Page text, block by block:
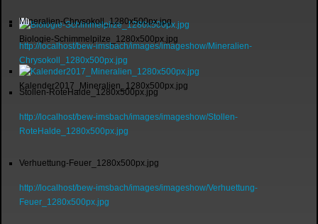
Biologie-Schimmelpilze_1280x500px.jpg
Kalender2017_Mineralien_1280x500px.jpg
Mineralien-Chrysokoll_1280x500px.jpg
http://localhost/bew-imsbach/images/imageshow/Mineralien-
Chrysokoll_1280x500px.jpg
Stollen-RoteHalde_1280x500px.jpg
http://localhost/bew-imsbach/images/imageshow/Stollen-
RoteHalde_1280x500px.jpg
Verhuettung-Feuer_1280x500px.jpg
http://localhost/bew-imsbach/images/imageshow/Verhuettung-
Feuer_1280x500px.jpg